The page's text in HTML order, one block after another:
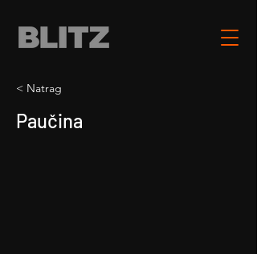
< Natrag
Paučina